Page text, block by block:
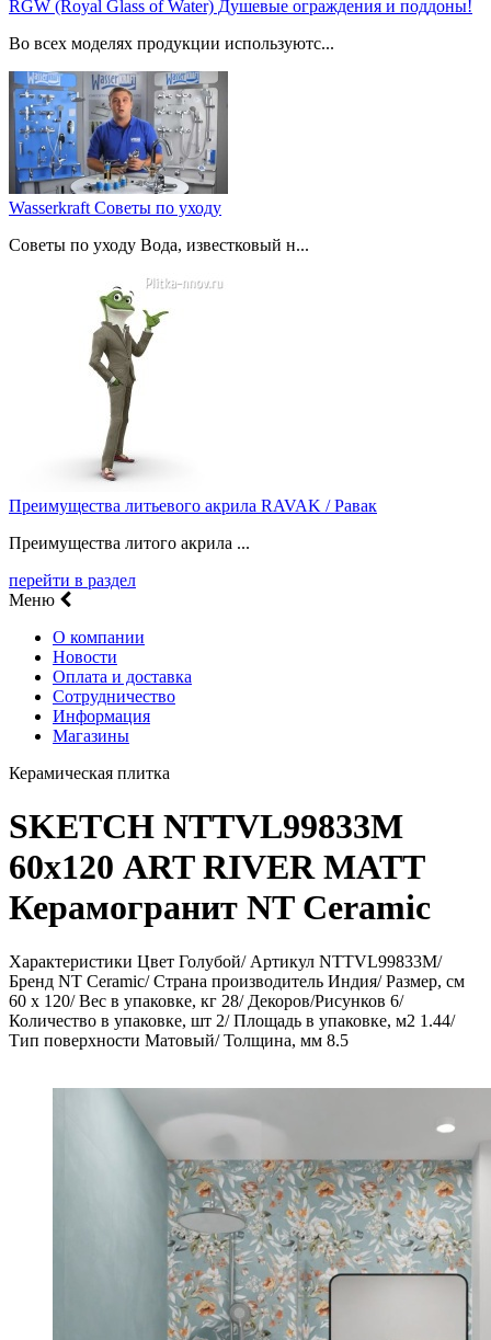
RGW (Royal Glass of Water) Душевые ограждения и поддоны!
Во всех моделях продукции используютс...
Wasserkraft Советы по уходу
Советы по уходу Вода, известковый н...
Преимущества литьевого акрила RAVAK / Равак
Преимущества литого акрила ...
перейти в раздел
Меню
О компании
Новости
Оплата и доставка
Сотрудничество
Информация
Магазины
Керамическая плитка
SKETCH NTTVL99833M
60х120 ART RIVER MATT
Керамогранит NT Ceramic
Характеристики Цвет Голубой/ Артикул NTTVL99833M/
Бренд NT Ceramic/ Страна производитель Индия/ Размер, см
60 x 120/ Вес в упаковке, кг 28/ Декоров/Рисунков 6/
Количество в упаковке, шт 2/ Площадь в упаковке, м2 1.44/
Тип поверхности Матовый/ Толщина, мм 8.5